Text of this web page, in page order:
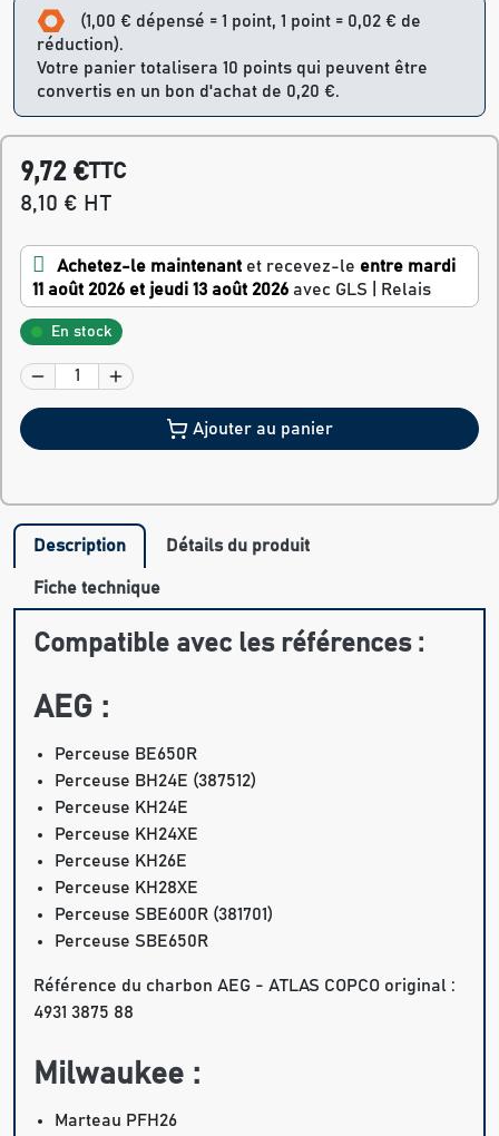
(1,00 € dépensé = 1 point, 1 point = 0,02 € de
réduction).
Votre panier totalisera 10 points qui peuvent être
convertis en un bon d'achat de 0,20 €.
9,72 €TTC
8,10 € HT
Achetez-le maintenant et recevez-le entre mardi
11 août 2026 et jeudi 13 août 2026 avec GLS | Relais
En stock
Ajouter au panier
Description Détails du produit
Fiche technique
Compatible avec les références :
AEG :
Perceuse BE650R
Perceuse BH24E (387512)
Perceuse KH24E
Perceuse KH24XE
Perceuse KH26E
Perceuse KH28XE
Perceuse SBE600R (381701)
Perceuse SBE650R
Référence du charbon AEG - ATLAS COPCO original :
4931 3875 88
Milwaukee :
Marteau PFH26